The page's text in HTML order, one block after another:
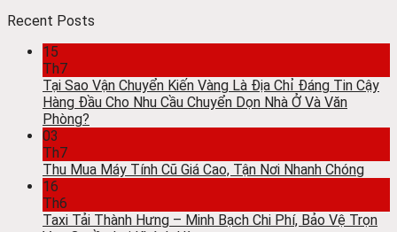
Recent Posts
15
Th7
Tại Sao Vận Chuyển Kiến Vàng Là Địa Chỉ Đáng Tin Cậy
Hàng Đầu Cho Nhu Cầu Chuyển Dọn Nhà Ở Và Văn
Phòng?
03
Th7
Thu Mua Máy Tính Cũ Giá Cao, Tận Nơi Nhanh Chóng
16
Th6
Taxi Tải Thành Hưng – Minh Bạch Chi Phí, Bảo Vệ Trọn